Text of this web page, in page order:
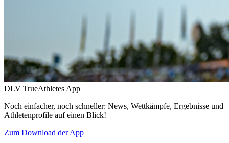
DLV TrueAthletes App
Noch einfacher, noch schneller: News, Wettkämpfe, Ergebnisse und
Athletenprofile auf einen Blick!
Zum Download der App